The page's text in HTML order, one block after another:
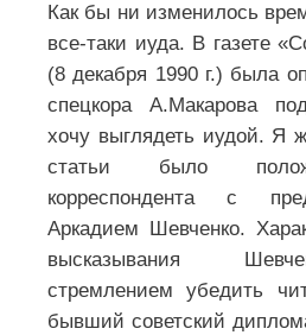
Как бы ни изменилось
все-таки иуда. В газете
(8 декабря 1990 г.) была
спецкора А.Макарова
хочу выглядеть иудой. Я
статьи было
корреспондента с
Аркадием Шевченко.
высказывания
стремлением убедить
бывший советский